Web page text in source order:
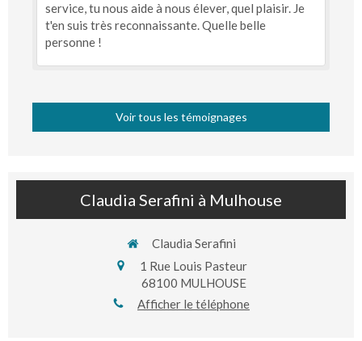
service, tu nous aide à nous élever, quel plaisir. Je
t'en suis très reconnaissante. Quelle belle
personne !
Voir tous les témoignages
Claudia Serafini à Mulhouse
Claudia Serafini
1 Rue Louis Pasteur
68100 MULHOUSE
Afficher le téléphone